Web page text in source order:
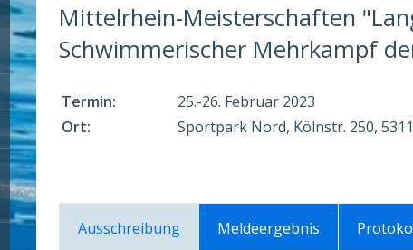
Mittelrhein-Meisterschaften
Schwimmerischer Mehrkampf
Termin:
25.-26. Februar 2023
Ort:
Sportpark Nord, Kölnstr. 250,
Ausschreibung Meldeergebnis